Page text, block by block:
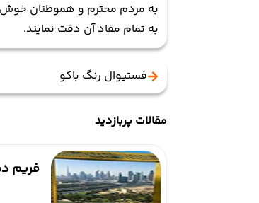
به مردم محترم و هموطنان خوش
به تمام مفاد آن دقت نمایند.
فستیوال رنگ باکو
مقالات پربازدید
فریم